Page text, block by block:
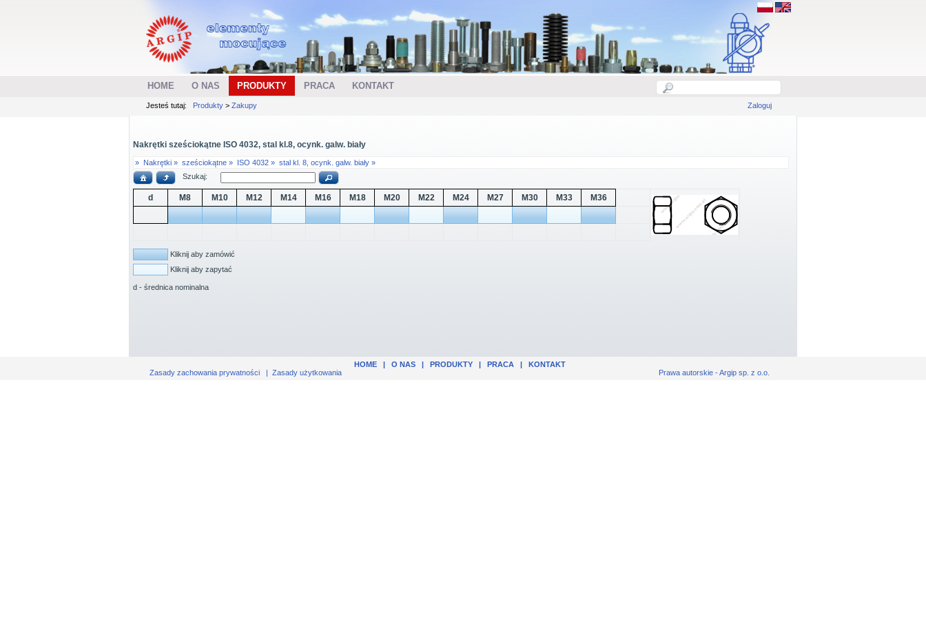
HOME O NAS PRODUKTY PRACA KONTAKT
Jesteś tutaj: Produkty > Zakupy Zaloguj
Nakrętki sześciokątne ISO 4032, stal kl.8, ocynk. galw. biały
» Nakrętki » sześciokątne » ISO 4032 » stal kl. 8, ocynk. galw. biały »
Szukaj:
d M8 M10 M12 M14 M16 M18 M20 M22 M24 M27 M30 M33 M36
Kliknij aby zamówić
Kliknij aby zapytać
d - średnica nominalna
HOME| O NAS| PRODUKTY| PRACA| KONTAKT
Zasady zachowania prywatności | Zasady użytkowania Prawa autorskie - Argip sp. z o.o.